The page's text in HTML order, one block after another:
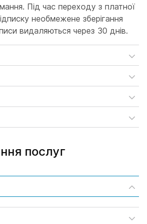
Під час переходу з платної
необмежене зберігання
видаляються через 30 днів.
послуг